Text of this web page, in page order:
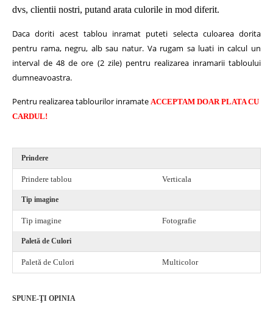
dvs, clientii nostri, putand arata culorile in mod diferit.
Daca doriti acest tablou inramat puteti selecta culoarea dorita
pentru rama, negru, alb sau natur. Va rugam sa luati in calcul un
interval de 48 de ore (2 zile) pentru realizarea inramarii tabloului
dumneavoastra.
Pentru realizarea tablourilor inramate ACCEPTAM DOAR PLATA CU
CARDUL!
Prindere
Prindere tablou Verticala
Tip imagine
Tip imagine Fotografie
Paletă de Culori
Paletă de Culori Multicolor
SPUNE-ŢI OPINIA